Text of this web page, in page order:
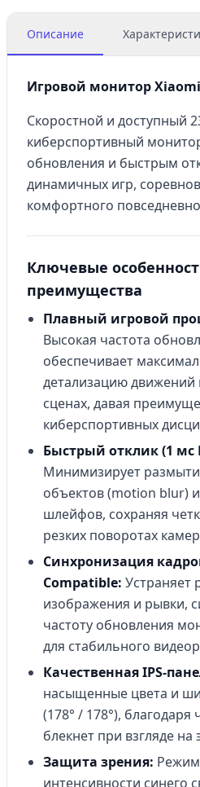
Описание
Игровой монитор
Скоростной и доступный
киберспортивный
обновления и быстрым
динамичных игр,
комфортного
Ключевые
преимущества
Плавный игровой
Высокая частота
обеспечивает
детализацию
сценах, давая
киберспортивных
Быстрый отклик (1 мс
Минимизирует
объектов (motion blur)
шлейфов, сохраняя
резких поворотах
Синхронизация
Compatible: Устраняет
изображения и рывки,
частоту обновления
для стабильного
Качественная IPS-
насыщенные цвета и
(178° / 178°), благодаря
блекнет при взгляде на
Защита зрения:
интенсивности синего